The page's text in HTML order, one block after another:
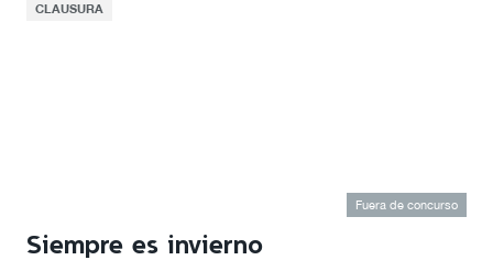
CLAUSURA
Fuera de concurso
Siempre es invierno